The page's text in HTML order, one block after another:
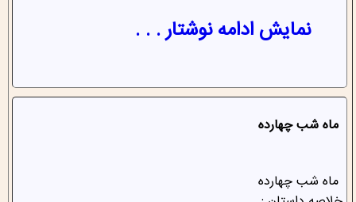
نمایش ادامه نوشتار . . .
ماه شب چهارده
ماه شب چهارده